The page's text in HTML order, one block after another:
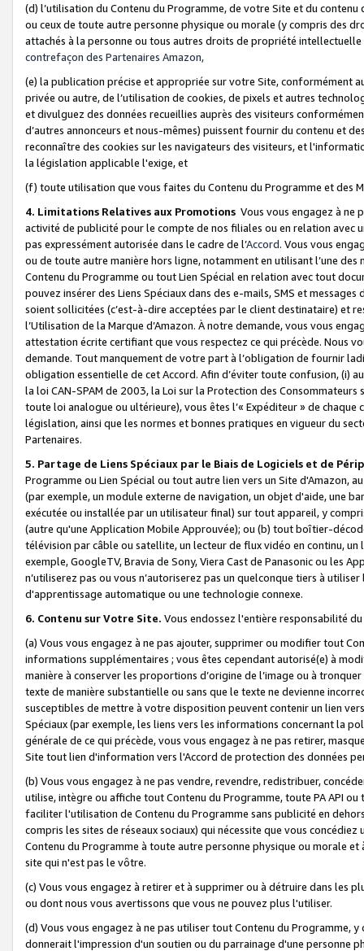
(d) l’utilisation du Contenu du Programme, de votre Site et du
ou ceux de toute autre personne physique ou morale (y compris des
attachés à la personne ou tous autres droits de propriété
contrefaçon des Partenaires Amazon,
(e) la publication précise et appropriée sur votre Site, conformément
privée ou autre, de l’utilisation de cookies, de pixels et autres
et divulguez des données recueillies auprès des visiteurs
d’autres annonceurs et nous-mêmes) puissent fournir du contenu et
reconnaître des cookies sur les navigateurs des visiteurs, et
la législation applicable l'exige, et
(f) toute utilisation que vous faites du Contenu du Programme et des
4. Limitations Relatives aux Promotions Vous vous engagez à ne
activité de publicité pour le compte de nos filiales ou en relation avec
pas expressément autorisée dans le cadre de l’Accord. Vous vous
ou de toute autre manière hors ligne, notamment en utilisant l’une
Contenu du Programme ou tout Lien Spécial en relation avec tout
pouvez insérer des Liens Spéciaux dans des e-mails, SMS et
soient sollicitées (c’est-à-dire acceptées par le client destinataire) et
l’Utilisation de la Marque d’Amazon. À notre demande, vous vous
attestation écrite certifiant que vous respectez ce qui précède. Nous
demande. Tout manquement de votre part à l’obligation de fournir
obligation essentielle de cet Accord. Afin d’éviter toute confusion, (i)
la loi CAN-SPAM de 2003, la Loi sur la Protection des
toute loi analogue ou ultérieure), vous êtes l’« Expéditeur » de
législation, ainsi que les normes et bonnes pratiques en vigueur du
Partenaires.
5. Partage de Liens Spéciaux par le Biais de Logiciels et de
Programme ou Lien Spécial ou tout autre lien vers un Site d'Amazon,
(par exemple, un module externe de navigation, un objet d'aide, une
exécutée ou installée par un utilisateur final) sur tout appareil, y
(autre qu'une Application Mobile Approuvée); ou (b) tout boîtier-
télévision par câble ou satellite, un lecteur de flux vidéo en continu,
exemple, GoogleTV, Bravia de Sony, Viera Cast de Panasonic ou les
n’utiliserez pas ou vous n’autoriserez pas un quelconque tiers à
d'apprentissage automatique ou une technologie connexe.
6. Contenu sur Votre Site. Vous endossez l'entière responsabilité
(a) Vous vous engagez à ne pas ajouter, supprimer ou modifier tout
informations supplémentaires ; vous êtes cependant autorisé(e) à
manière à conserver les proportions d’origine de l’image ou à
texte de manière substantielle ou sans que le texte ne devienne
susceptibles de mettre à votre disposition peuvent contenir un lien
Spéciaux (par exemple, les liens vers les informations concernant la
générale de ce qui précède, vous vous engagez à ne pas retirer,
Site tout lien d'information vers l'Accord de protection des données
(b) Vous vous engagez à ne pas vendre, revendre, redistribuer,
utilise, intègre ou affiche tout Contenu du Programme, toute PA API
faciliter l'utilisation de Contenu du Programme sans publicité en
compris les sites de réseaux sociaux) qui nécessite que vous
Contenu du Programme à toute autre personne physique ou morale
site qui n'est pas le vôtre.
(c) Vous vous engagez à retirer et à supprimer ou à détruire dans les
ou dont nous vous avertissons que vous ne pouvez plus l'utiliser.
(d) Vous vous engagez à ne pas utiliser tout Contenu du Programme,
donnerait l'impression d'un soutien ou du parrainage d'une personne